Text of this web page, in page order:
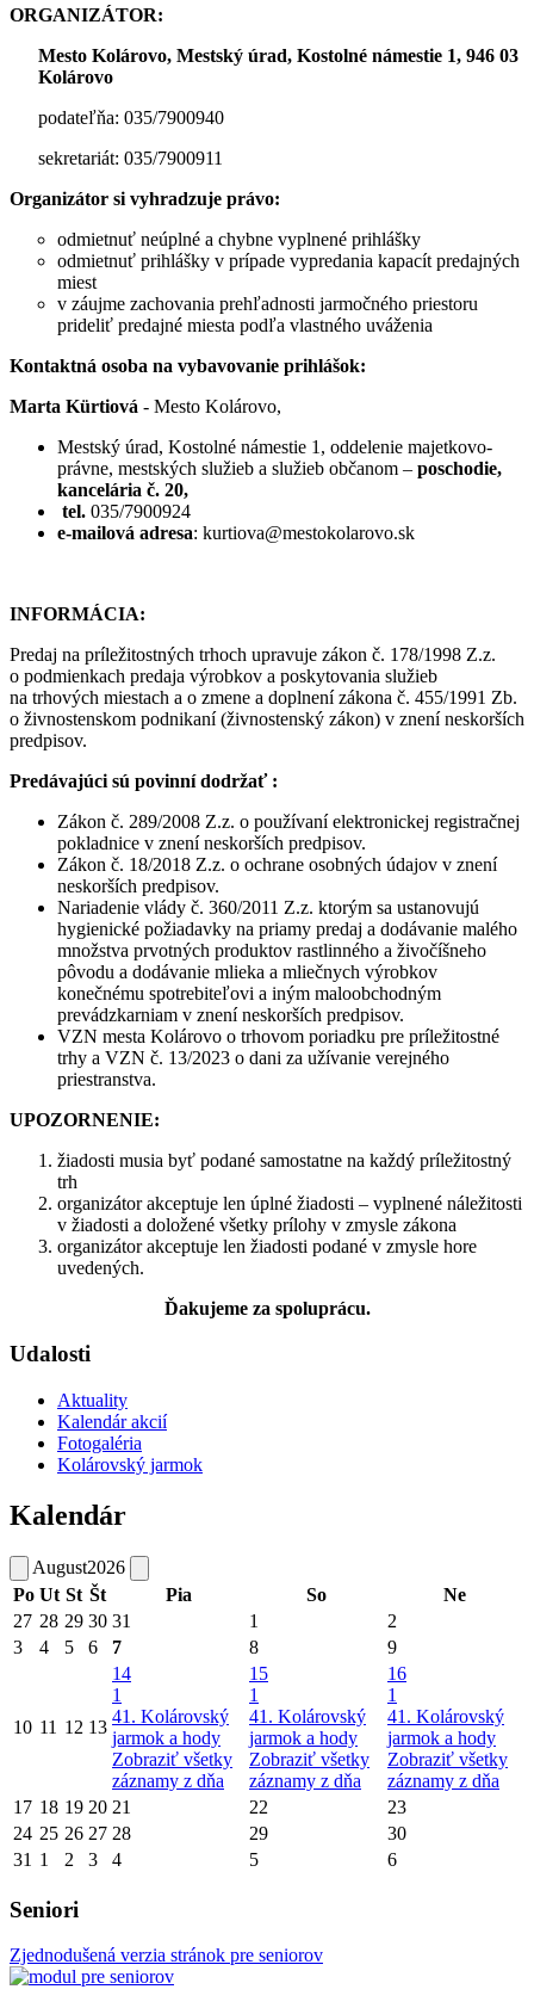
ORGANIZÁTOR:
Mesto Kolárovo, Mestský úrad, Kostolné námestie 1, 946 03
Kolárovo
podateľňa: 035/7900940
sekretariát: 035/7900911
Organizátor si vyhradzuje právo:
odmietnuť neúplné a chybne vyplnené prihlášky
odmietnuť prihlášky v prípade vypredania kapacít predajných
miest
v záujme zachovania prehľadnosti jarmočného priestoru
prideliť predajné miesta podľa vlastného uváženia
Kontaktná osoba na vybavovanie prihlášok:
Marta Kürtiová - Mesto Kolárovo,
Mestský úrad, Kostolné námestie 1, oddelenie majetkovo-
právne, mestských služieb a služieb občanom – poschodie,
kancelária č. 20,
tel. 035/7900924
e-mailová adresa: kurtiova@mestokolarovo.sk
INFORMÁCIA:
Predaj na príležitostných trhoch upravuje zákon č. 178/1998 Z.z.
o podmienkach predaja výrobkov a poskytovania služieb
na trhových miestach a o zmene a doplnení zákona č. 455/1991 Zb.
o živnostenskom podnikaní (živnostenský zákon) v znení neskorších
predpisov.
Predávajúci sú povinní dodržať :
Zákon č. 289/2008 Z.z. o používaní elektronickej registračnej
pokladnice v znení neskorších predpisov.
Zákon č. 18/2018 Z.z. o ochrane osobných údajov v znení
neskorších predpisov.
Nariadenie vlády č. 360/2011 Z.z. ktorým sa ustanovujú
hygienické požiadavky na priamy predaj a dodávanie malého
množstva prvotných produktov rastlinného a živočíšneho
pôvodu a dodávanie mlieka a mliečnych výrobkov
konečnému spotrebiteľovi a iným maloobchodným
prevádzkarniam v znení neskorších predpisov.
VZN mesta Kolárovo o trhovom poriadku pre príležitostné
trhy a VZN č. 13/2023 o dani za užívanie verejného
priestranstva.
UPOZORNENIE:
žiadosti musia byť podané samostatne na každý príležitostný
trh
organizátor akceptuje len úplné žiadosti – vyplnené náležitosti
v žiadosti a doložené všetky prílohy v zmysle zákona
organizátor akceptuje len žiadosti podané v zmysle hore
uvedených.
Ďakujeme za spoluprácu.
Udalosti
Aktuality
Kalendár akcií
Fotogaléria
Kolárovský jarmok
Kalendár
August2026
Po Ut St Št Pia So
Ne
27 28 29 30 31 1
2
3
4 5 6 7 8 9
10 11 12 13
14
1
41. Kolárovský
jarmok a hody
Zobraziť všetky
záznamy z dňa
15
1
41. Kolárovský
jarmok a hody
Zobraziť všetky
záznamy z dňa
16
1
41. Kolárovský
jarmok a hody
Zobraziť všetky
záznamy z dňa
17 18 19 20 21 22
23
24 25 26 27 28 29
30
31 1 2 3 4 5 6
Seniori
Zjednodušená verzia stránok pre seniorov